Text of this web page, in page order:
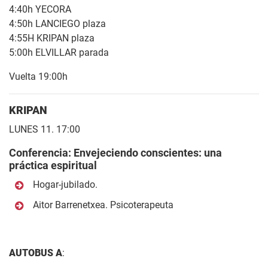
4:40h YECORA
4:50h LANCIEGO plaza
4:55H KRIPAN plaza
5:00h ELVILLAR parada
Vuelta 19:00h
KRIPAN
LUNES 11. 17:00
Conferencia: Envejeciendo conscientes: una
práctica espiritual
Hogar-jubilado.
Aitor Barrenetxea. Psicoterapeuta
AUTOBUS A: